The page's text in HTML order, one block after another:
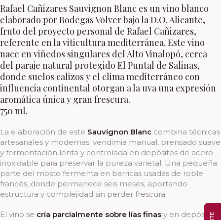
Rafael Cañizares Sauvignon Blanc es un vino blanco
elaborado por Bodegas Volver bajo la D.O. Alicante,
fruto del proyecto personal de Rafael Cañizares,
referente en la viticultura mediterránea. Este vino
nace en viñedos singulares del Alto Vinalopó, cerca
del paraje natural protegido El Puntal de Salinas,
donde suelos calizos y el clima mediterráneo con
influencia continental otorgan a la uva una expresión
aromática única y gran frescura.
750 ml.
La elaboración de este Sauvignon Blanc combina técnicas
artesanales y modernas: vendimia manual, prensado suave
y fermentación lenta y controlada en depósitos de acero
inoxidable para preservar la pureza varietal. Una pequeña
parte del mosto fermenta en barricas usadas de roble
francés, donde permanece seis meses, aportando
estructura y complejidad sin perder frescura.
El vino se cría parcialmente sobre lías finas y en depósitos